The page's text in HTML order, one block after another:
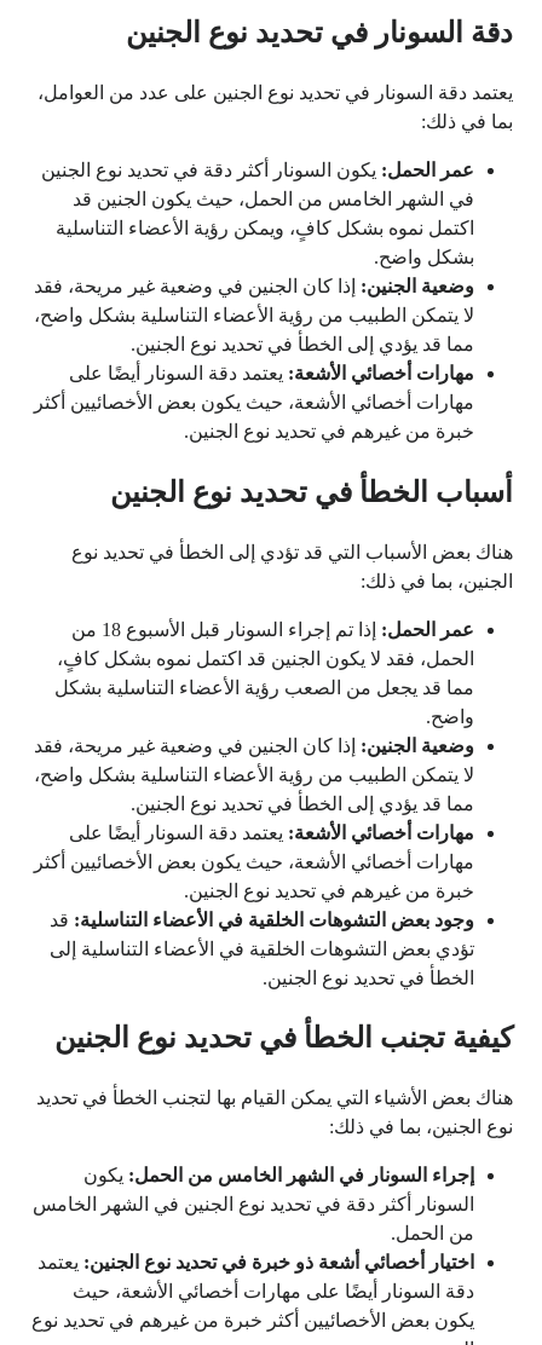
دقة السونار في تحديد نوع الجنين
يعتمد دقة السونار في تحديد نوع الجنين على عدد من العوامل،
بما في ذلك:
عمر الحمل: يكون السونار أكثر دقة في تحديد نوع الجنين
في الشهر الخامس من الحمل، حيث يكون الجنين قد
اكتمل نموه بشكل كافٍ، ويمكن رؤية الأعضاء التناسلية
بشكل واضح.
وضعية الجنين: إذا كان الجنين في وضعية غير مريحة، فقد
لا يتمكن الطبيب من رؤية الأعضاء التناسلية بشكل واضح،
مما قد يؤدي إلى الخطأ في تحديد نوع الجنين.
مهارات أخصائي الأشعة: يعتمد دقة السونار أيضًا على
مهارات أخصائي الأشعة، حيث يكون بعض الأخصائيين أكثر
خبرة من غيرهم في تحديد نوع الجنين.
أسباب الخطأ في تحديد نوع الجنين
هناك بعض الأسباب التي قد تؤدي إلى الخطأ في تحديد نوع
الجنين، بما في ذلك:
عمر الحمل:
إذا تم إجراء السونار قبل الأسبوع 18 من
الحمل، فقد لا يكون الجنين قد اكتمل نموه بشكل كافٍ،
مما قد يجعل من الصعب رؤية الأعضاء التناسلية بشكل
واضح.
وضعية الجنين: إذا كان الجنين في وضعية غير مريحة، فقد
لا يتمكن الطبيب من رؤية الأعضاء التناسلية بشكل واضح،
مما قد يؤدي إلى الخطأ في تحديد نوع الجنين.
مهارات أخصائي الأشعة: يعتمد دقة السونار أيضًا على
مهارات أخصائي الأشعة، حيث يكون بعض الأخصائيين أكثر
خبرة من غيرهم في تحديد نوع الجنين.
وجود بعض التشوهات الخلقية في الأعضاء التناسلية: قد
تؤدي بعض التشوهات الخلقية في الأعضاء التناسلية إلى
الخطأ في تحديد نوع الجنين.
كيفية تجنب الخطأ في تحديد نوع الجنين
هناك بعض الأشياء التي يمكن القيام بها لتجنب الخطأ في تحديد
نوع الجنين، بما في ذلك:
إجراء السونار في الشهر الخامس من الحمل: يكون
السونار أكثر دقة في تحديد نوع الجنين في الشهر الخامس
من الحمل.
اختيار أخصائي أشعة ذو خبرة في تحديد نوع الجنين: يعتمد
دقة السونار أيضًا على مهارات أخصائي الأشعة، حيث
يكون بعض الأخصائيين أكثر خبرة من غيرهم في تحديد نوع